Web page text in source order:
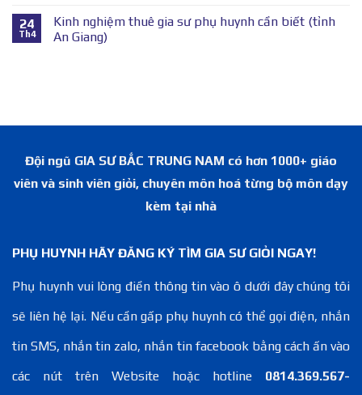
24
Th4
Kinh nghiệm thuê gia sư phụ huynh cần biết (tỉnh
An Giang)
Đội ngũ GIA SƯ BẮC TRUNG NAM có hơn 1000+ giáo
viên và sinh viên giỏi, chuyên môn hoá từng bộ môn dạy
kèm tại nhà
PHỤ HUYNH HÃY ĐĂNG KÝ TÌM GIA SƯ GIỎI NGAY!
Phụ huynh vui lòng điền thông tin vào ô dưới đây chúng tôi
sẽ liên hệ lại. Nếu cần gấp phụ huynh có thể gọi điện, nhắn
tin SMS, nhắn tin zalo, nhắn tin facebook bằng cách ấn vào
các nút trên Website hoặc hotline 0814.369.567-